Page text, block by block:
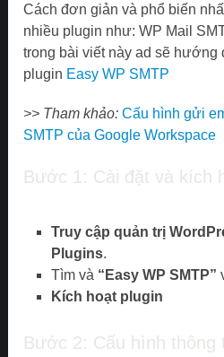
Cách đơn giản và phổ biến
nhiều plugin như: WP Mail
trong bài viết này ad sẽ hướng
plugin Easy WP SMTP
>> Tham khảo: Cấu hình gửi
SMTP của Google Workspace
Bước 1: Cài đặt và kích
Truy cập quản trị
Plugins.
Tìm và “Easy WP SMTP”
Kích hoạt plugin
Bước 2: Cấu hình thông